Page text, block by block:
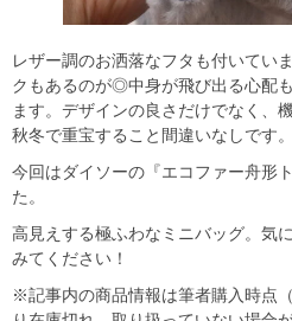
レザー調のお洒落なフタも付いてい
クもあるのが◎中身が飛び出る心配
ます。デザインの良さだけでなく、
秋冬で重宝すること間違いなしです。
今回はダイソーの『エコファー舟形
た。
高見えする極ふわなミニバッグ。気
みてください！
※記事内の商品情報は筆者購入時点